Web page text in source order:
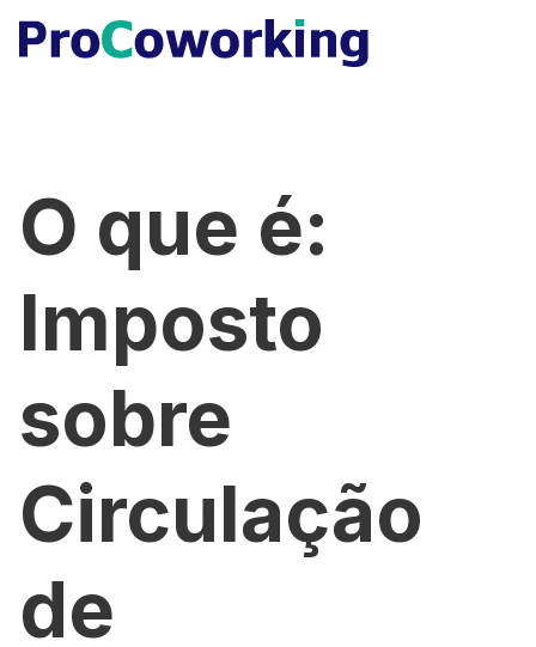
O que é:
Imposto
sobre
Circulação
de